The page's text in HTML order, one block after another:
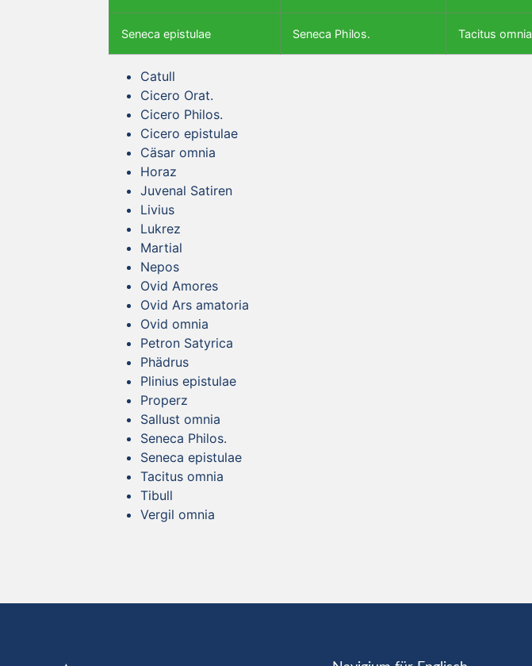
Seneca epistulae Seneca Philos. Tacitus omnia
Catull
Cicero Orat.
Cicero Philos.
Cicero epistulae
Cäsar omnia
Horaz
Juvenal Satiren
Livius
Lukrez
Martial
Nepos
Ovid Amores
Ovid Ars amatoria
Ovid omnia
Petron Satyrica
Phädrus
Plinius epistulae
Properz
Sallust omnia
Seneca Philos.
Seneca epistulae
Tacitus omnia
Tibull
Vergil omnia